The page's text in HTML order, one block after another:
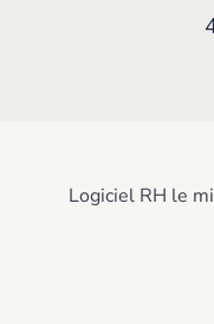
Logiciel RH le